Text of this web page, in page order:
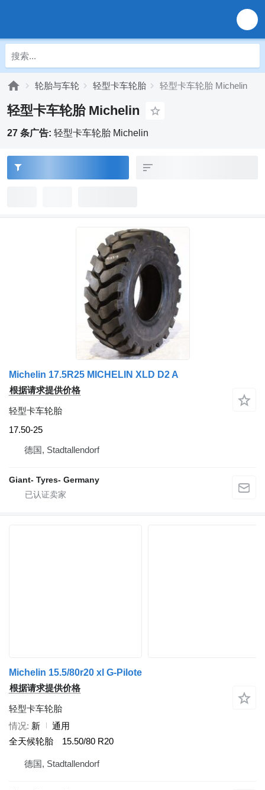
轮胎与车轮 轻型卡车轮胎 轻型卡车轮胎 Michelin
轻型卡车轮胎 Michelin
27 条广告: 轻型卡车轮胎 Michelin
Michelin 17.5R25 MICHELIN XLD D2 A
根据请求提供价格
轻型卡车轮胎
17.50-25
德国, Stadtallendorf
Giant- Tyres- Germany
Michelin 15.5/80r20 xl G-Pilote
根据请求提供价格
轻型卡车轮胎
情况 新
通用
全天候轮胎
15.50/80 R20
德国, Stadtallendorf